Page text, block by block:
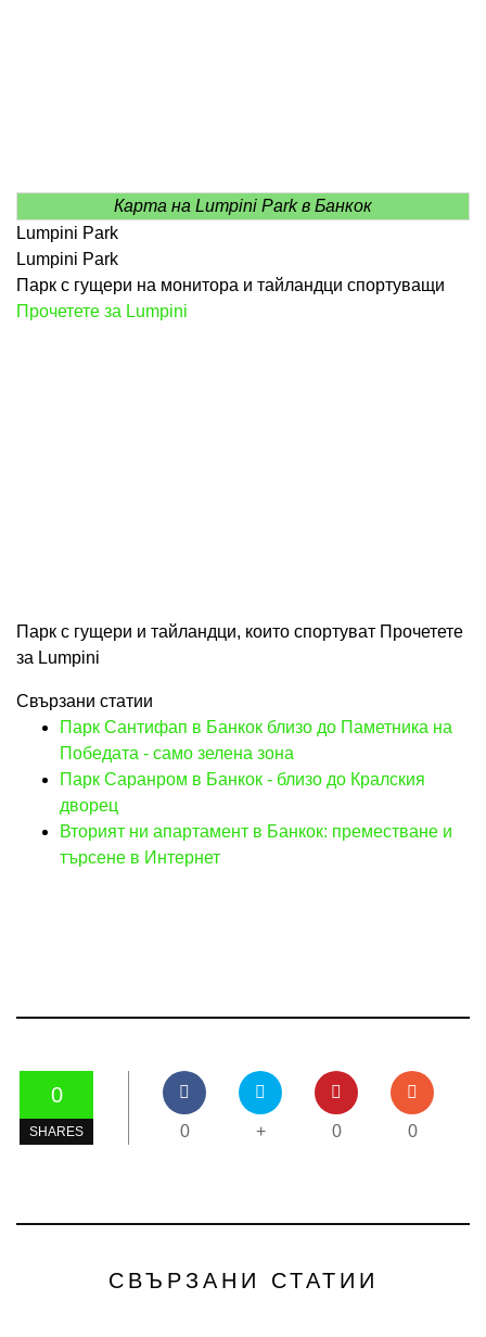
Карта на Lumpini Park в Банкок
Lumpini Park
Lumpini Park
Парк с гущери на монитора и тайландци спортуващи
Прочетете за Lumpini
Парк с гущери и тайландци, които спортуват Прочетете
за Lumpini
Свързани статии
Парк Сантифап в Банкок близо до Паметника на
Победата - само зелена зона
Парк Саранром в Банкок - близо до Кралския
дворец
Вторият ни апартамент в Банкок: преместване и
търсене в Интернет
0
SHARES 0 + 0 0
СВЪРЗАНИ СТАТИИ